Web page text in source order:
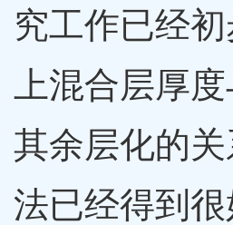
究工作已经
上混合层厚
其余层化的
法已经得到